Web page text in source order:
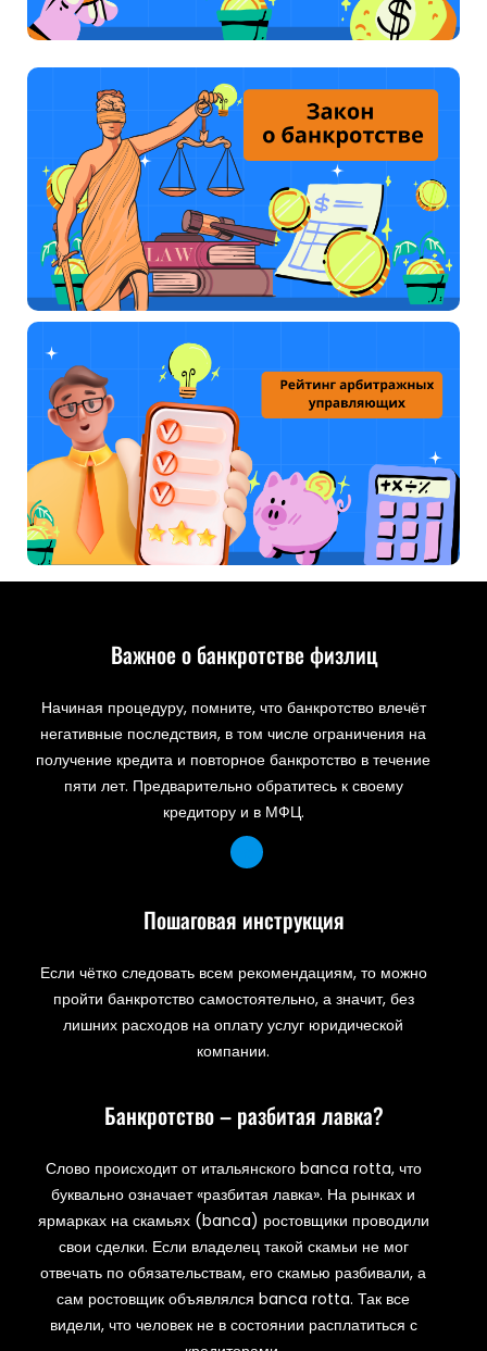
Важное о банкротстве физлиц
Начиная процедуру, помните, что банкротство влечёт
негативные последствия, в том числе ограничения на
получение кредита и повторное банкротство в течение
пяти лет. Предварительно обратитесь к своему
кредитору и в МФЦ.
Пошаговая инструкция
Если чётко следовать всем рекомендациям, то можно
пройти банкротство самостоятельно, а значит, без
лишних расходов на оплату услуг юридической
компании.
Банкротство – разбитая лавка?
Слово происходит от итальянского banca rotta, что
буквально означает «разбитая лавка». На рынках и
ярмарках на скамьях (banca) ростовщики проводили
свои сделки. Если владелец такой скамьи не мог
отвечать по обязательствам, его скамью разбивали, а
сам ростовщик объявлялся banca rotta. Так все
видели, что человек не в состоянии расплатиться с